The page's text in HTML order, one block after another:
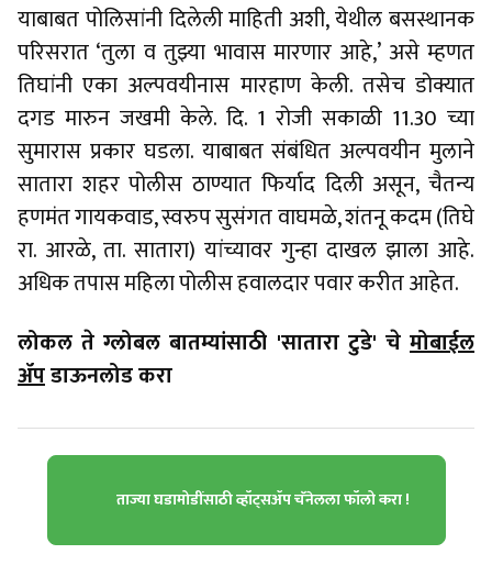
याबाबत पोलिसांनी दिलेली माहिती अशी, येथील बसस्थानक
परिसरात ‘तुला व तुझ्या भावास मारणार आहे,’ असे म्हणत
तिघांनी एका अल्पवयीनास मारहाण केली. तसेच डोक्यात
दगड मारुन जखमी केले. दि. 1 रोजी सकाळी 11.30 च्या
सुमारास प्रकार घडला. याबाबत संबंधित अल्पवयीन मुलाने
सातारा शहर पोलीस ठाण्यात फिर्याद दिली असून, चैतन्य
हणमंत गायकवाड, स्वरुप सुसंगत वाघमळे, शंतनू कदम (तिघे
रा. आरळे, ता. सातारा) यांच्यावर गुन्हा दाखल झाला आहे.
अधिक तपास महिला पोलीस हवालदार पवार करीत आहेत.
लोकल ते ग्लोबल बातम्यांसाठी 'सातारा टुडे' चे मोबाईल
ॲपडाऊनलोड करा
ताज्या घडामोडींसाठी व्हॉट्सॲप चॅनेलला फॉलो करा !